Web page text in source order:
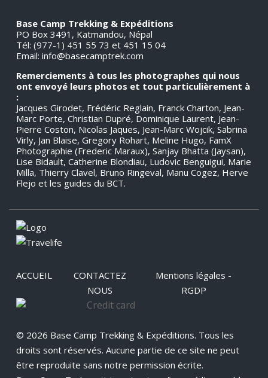
Base Camp Trekking & Expéditions
PO Box 3491, Katmandou, Népal
Tél: (977-1) 451 55 73 et 451 15 04
Email: info@basecamptrek.com
Remerciements à tous les photographes qui nous
ont envoyé leurs photos et tout particulièrement à
:
Jacques Girodet, Frédéric Reglain, Franck Charton, Jean-
Marc Porte, Christian Dupré, Dominique Laurent, Jean-
Pierre Coston, Nicolas Jaques, Jean-Marc Wojcik, Sabrina
Virly, Jan Blaise, Gregory Rohart, Meline Hugo, FamX
Photographie (Frederic Maraux), Sanjay Bhatta (Jaysan),
Lise Bidault, Catherine Blondiau, Ludovic Benguigui, Marie
Milla, Thierry Clavel, Bruno Ringeval, Manu Cogez, Herve
Flejo et les guides du BCT.
ACCUEIL
CONTACTEZ
NOUS
Mentions légales -
RGDP
© 2026 Base Camp Trekking & Expéditions. Tous les
droits sont réservés. Aucune partie de ce site ne peut
être reproduite sans notre permission écrite.